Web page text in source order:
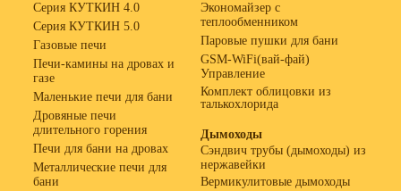
Серия КУТКИН 4.0
Серия КУТКИН 5.0
Газовые печи
Печи-камины на дровах и
газе
Маленькие печи для бани
Дровяные печи
длительного горения
Печи для бани на дровах
Металлические печи для
бани
Экономайзер с
теплообменником
Паровые пушки для бани
GSM-WiFi(вай-фай)
Управление
Комплект облицовки из
талькохлорида
Дымоходы
Сэндвич трубы (дымоходы) из
нержавейки
Вермикулитовые дымоходы